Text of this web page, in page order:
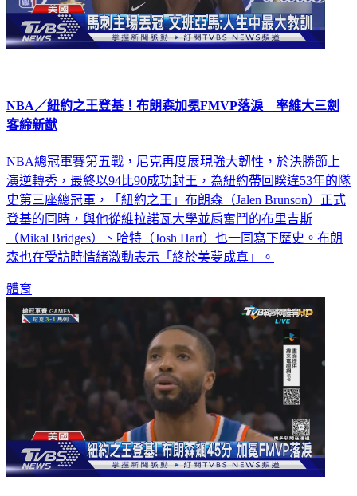
NBA／紐約之王登基！布朗森加冕FMVP落淚 率維大三劍
客締新猷
NBA總冠軍賽第五戰，尼克再度展現強大韌性，於決勝節上
演逆轉秀，最終以94比90成功封王，為紐約帶回睽違53年的隊
史第三座總冠軍，「紐約之王」布朗森（Jalen Brunson）正式
登基的同時，與他從維拉諾瓦大學並肩奮鬥的布里吉斯
（Mikal Bridges）、哈特（Josh Hart）也一同寫下歷史。布朗
森也在受訪時情緒激動表示「終於美夢成真」。
體育